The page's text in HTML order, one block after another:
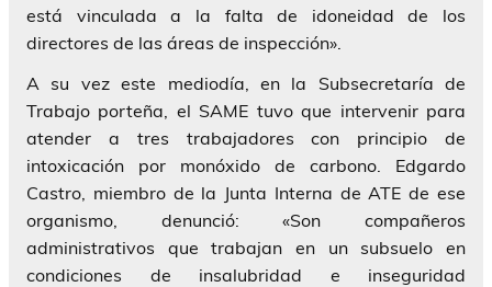
está vinculada a la falta de idoneidad de los
directores de las áreas de inspección».
A su vez este mediodía, en la Subsecretaría de
Trabajo porteña, el SAME tuvo que intervenir para
atender a tres trabajadores con principio de
intoxicación por monóxido de carbono. Edgardo
Castro, miembro de la Junta Interna de ATE de ese
organismo, denunció: «Son compañeros
administrativos que trabajan en un subsuelo en
condiciones de insalubridad e inseguridad